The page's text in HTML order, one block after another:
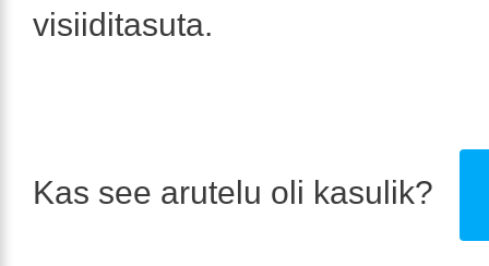
visiiditasuta.
Kas see arutelu oli kasulik?